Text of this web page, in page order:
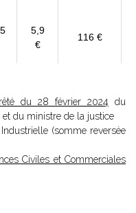
5,9
€
116 €
du 28 février 2024 du
du ministre de la justice
(somme reversée
Civiles et Commerciales